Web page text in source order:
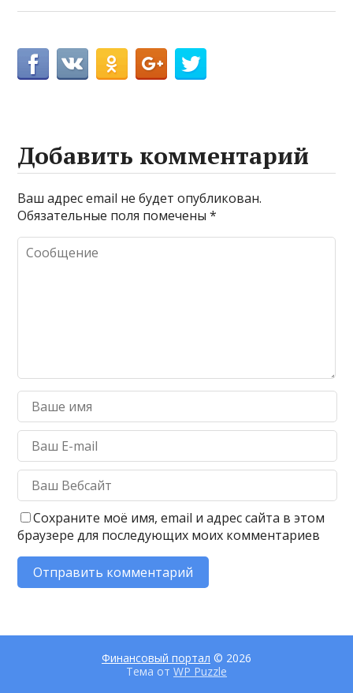
Добавить комментарий
Ваш адрес email не будет опубликован.
Обязательные поля помечены*
Сохраните моё имя, email и адрес сайта в этом
браузере для последующих моих комментариев
Финансовый портал © 2026
Тема от WP Puzzle